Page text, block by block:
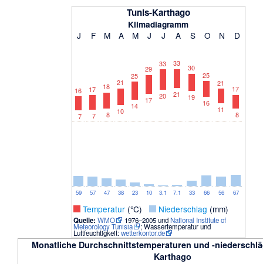
Tunis-Karthago
Klimadiagramm
J F M A M J J A S O N D
59
16
7
57
17
7
47
18
8
38
21
10
23
25
14
10
29
17
3.1
33
20
7.1
33
21
33
30
19
66
25
16
56
21
11
67
17
8
_ Temperatur(°C) _ Niederschlag (mm)
Quelle: WMO 1976–2005 undNational Institute of
Meteorology Tunisia ; Wassertemperatur und
Luftfeuchtigkeit:wetterkontor.de
Monatliche Durchschnittstemperaturen und -
Karthago